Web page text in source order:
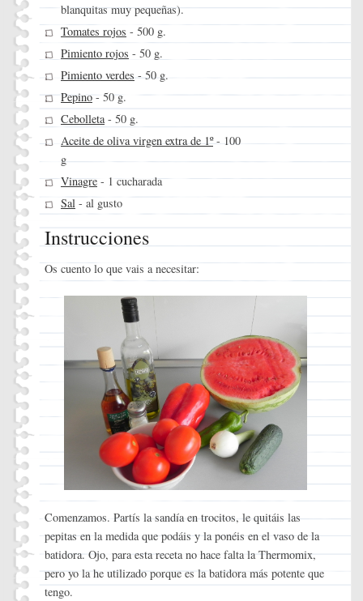
blanquitas muy pequeñas).
Tomates rojos - 500 g.
Pimiento rojos - 50 g.
Pimiento verdes - 50 g.
Pepino - 50 g.
Cebolleta- 50 g.
Aceite de oliva virgen extra de 1º- 100
g
Vinagre - 1 cucharada
Sal - al gusto
Instrucciones
Os cuento lo que vais a necesitar:
Comenzamos. Partís la sandía en trocitos, le quitáis las
pepitas en la medida que podáis y la ponéis en el vaso de la
batidora. Ojo, para esta receta no hace falta la Thermomix,
pero yo la he utilizado porque es la batidora más potente que
tengo.